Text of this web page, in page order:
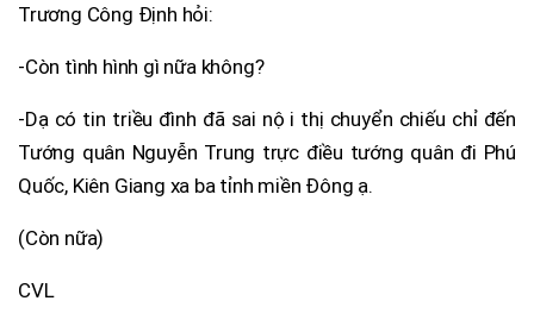
Trương Công Định hỏi:
-Còn tình hình gì nữa không?
-Dạ có tin triều đình đã sai nội thị chuyển chiếu chỉ đến
Tướng quân Nguyễn Trung trực điều tướng quân đi Phú
Quốc, Kiên Giang xa ba tỉnh miền Đông ạ.
(Còn nữa)
CVL